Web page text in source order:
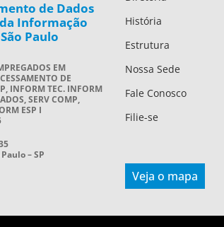
de Dados
Informação
Paulo
EM
DE
INFORM TEC. INFORM
SERV COMP,
ESP I
– SP
História
Estrutura
Nossa Sede
Fale Conosco
Filie-se
Veja o mapa